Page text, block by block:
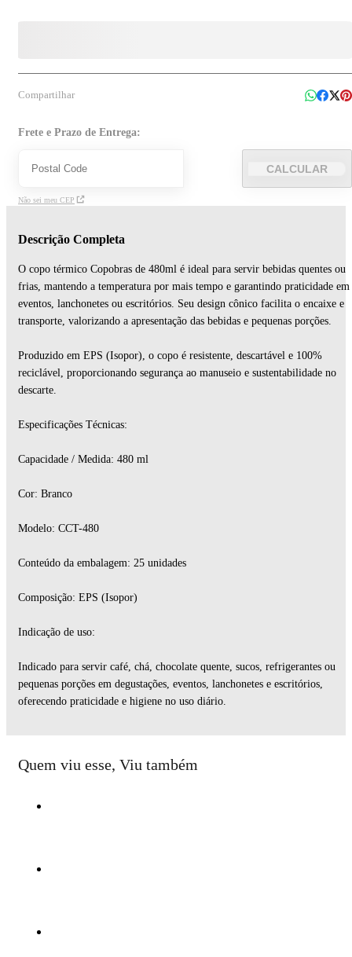
Compartilhar
Frete e Prazo de Entrega:
CALCULAR
Não sei meu CEP
Descrição Completa
O copo térmico Copobras de 480ml é ideal para servir bebidas quentes ou
frias, mantendo a temperatura por mais tempo e garantindo praticidade em
eventos, lanchonetes ou escritórios. Seu design cônico facilita o encaixe e
transporte, valorizando a apresentação das bebidas e pequenas porções.
Produzido em EPS (Isopor), o copo é resistente, descartável e 100%
reciclável, proporcionando segurança ao manuseio e sustentabilidade no
descarte.
Especificações Técnicas:
Capacidade / Medida: 480 ml
Cor: Branco
Modelo: CCT-480
Conteúdo da embalagem: 25 unidades
Composição: EPS (Isopor)
Indicação de uso:
Indicado para servir café, chá, chocolate quente, sucos, refrigerantes ou
pequenas porções em degustações, eventos, lanchonetes e escritórios,
oferecendo praticidade e higiene no uso diário.
Quem viu esse, Viu também